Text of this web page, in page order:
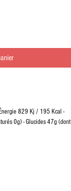
829 Kj / 195 Kcal -
0g) - Glucides 47g (dont